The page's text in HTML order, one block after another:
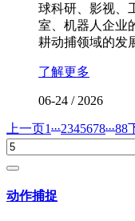
球科研、影视、
室、机器人企业
耕动捕领域的发
了解更多
06-24 / 2026
上一页1...2345678...88
动作捕捉